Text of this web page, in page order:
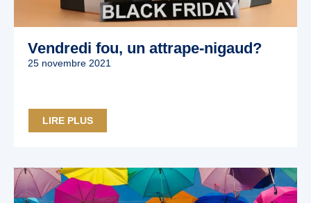
Vendredi fou, un attrape-nigaud?
25 novembre 2021
LIRE PLUS